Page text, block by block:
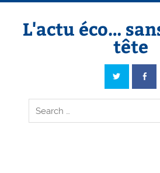
Skip
contentL'actu éco…
tête
L'actu éco… sans prise de tête